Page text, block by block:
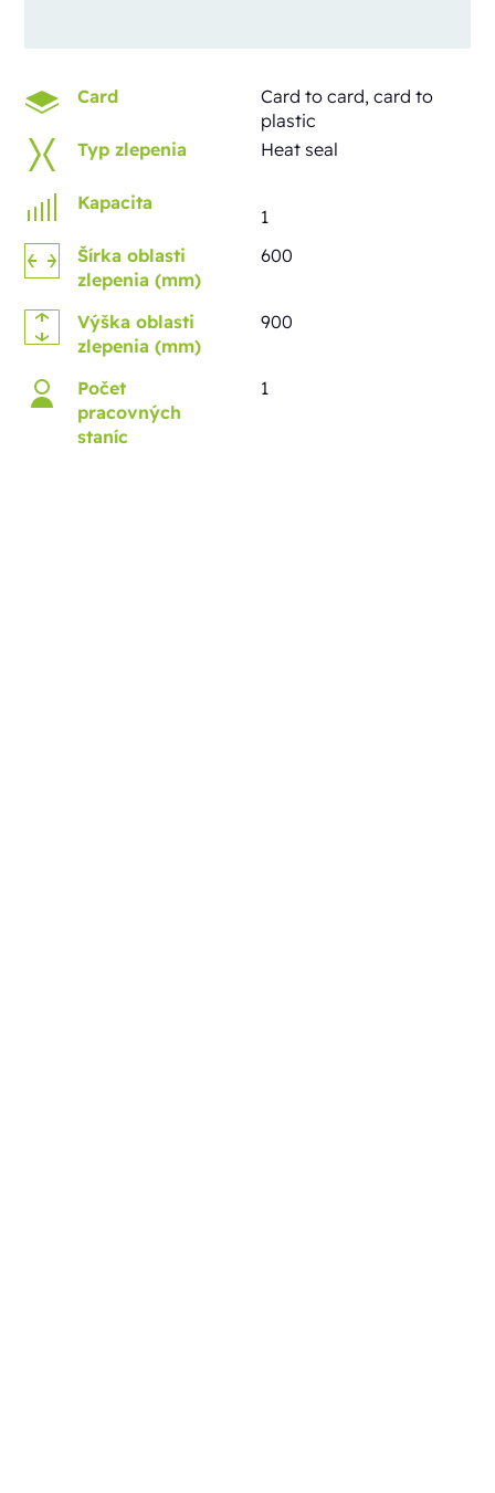
Card
Card to card, card to
plastic
Typ zlepenia
Heat seal
Kapacita
1
Šírka oblasti
zlepenia (mm)
600
Výška oblasti
zlepenia (mm)
900
Počet
pracovných
staníc
1